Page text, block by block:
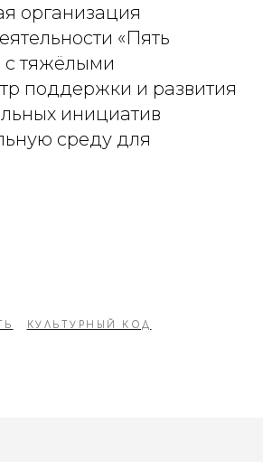
организация
«Пять
с тяжёлыми
поддержки и развития
инициатив
среду для
КУЛЬТУРНЫЙ КОД